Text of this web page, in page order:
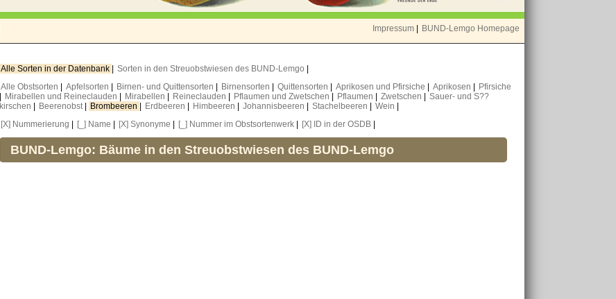
Impressum BUND-Lemgo Homepage
Alle Sorten in der Datenbank Sorten in den Streuobstwiesen des BUND-Lemgo
Alle Obstsorten
Apfelsorten Birnen- und Quittensorten Birnensorten Quittensorten Aprikosen und Pfirsiche Aprikosen
Pfirsiche
Mirabellen und Reineclauden Mirabellen Reineclauden Pflaumen und Zwetschen Pflaumen Zwetschen
Sauer- und S??
kirschen
Beerenobst Brombeeren Erdbeeren Himbeeren Johannisbeeren Stachelbeeren Wein
[X] Nummerierung
[_] Name [X] Synonyme [_] Nummer im Obstsortenwerk [X] ID in der OSDB
BUND-Lemgo: Bäume in den Streuobstwiesen des BUND-Lemgo